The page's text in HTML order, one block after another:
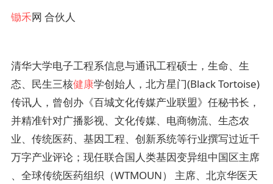
锄禾网 合伙人
清华大学电子工程系信息与通讯工程硕士，生命、生
态、民生三核健康学创始人，北方星门(Black Tortoise)
传讯人，曾创办《百城文化传媒产业联盟》任秘书长，
并精准针对广播影视、文化传媒、电商物流、生态农
业、传统医药、基因工程、创新系统等行业撰写过近千
万字产业评论；现任联合国人类基因变异组中国区主席
、全球传统医药组织（WTMOUN） 主席、北京华医天